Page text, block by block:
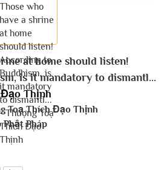
at home should listen!
is it mandatory to dismantl...
Thịnh
Toạ Thích Đạo Thịnh
Pháp